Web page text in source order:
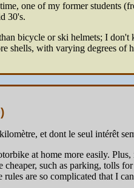
one of my former students
30's.
bicycle or ski helmets; I
shells, with varying degrees of
)
et dont le seul intérêt
at home more easily.
cheaper, such as parking, tolls
rules are so complicated that I